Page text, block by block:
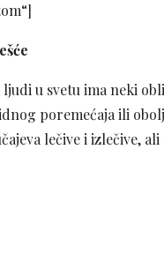
u svetu ima neki
poremećaja ili
lečive i izlečive,